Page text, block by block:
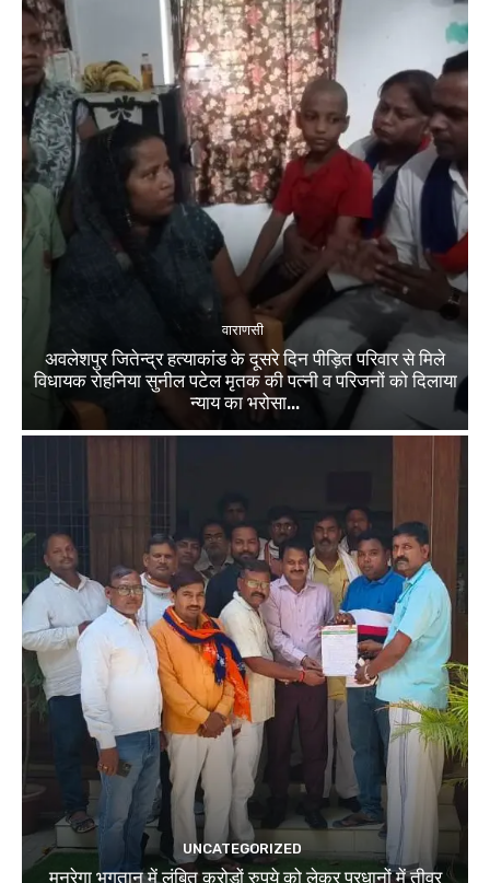
वाराणसी
अवलेशपुर जितेन्द्र हत्याकांड के दूसरे दिन पीड़ित परिवार से मिले
विधायक रोहनिया सुनील पटेल मृतक की पत्नी व परिजनों को दिलाया
न्याय का भरोसा...
UNCATEGORIZED
मनरेगा भुगतान में लंबित करोड़ों रुपये को लेकर प्रधानों में तीव्र